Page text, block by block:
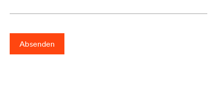
Absenden